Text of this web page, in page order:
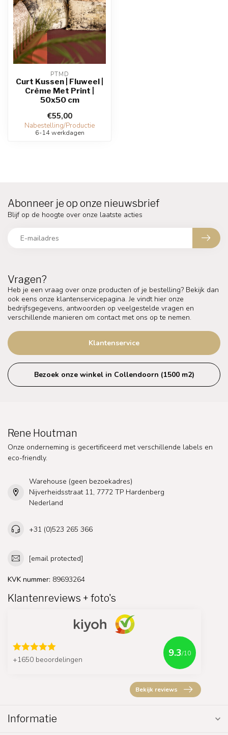
PTMD
Curt Kussen | Fluweel |
Crème Met Print |
50x50 cm
€55,00
Nabestelling/Productie
6-14 werkdagen
Vragen?
Heb je een vraag over onze producten of je bestelling? Bekijk dan
ook eens onze klantenservicepagina. Je vindt hier onze
bedrijfsgegevens, antwoorden op veelgestelde vragen en
verschillende manieren om contact met ons op te nemen.
Klantenservice
Bezoek onze winkel in Collendoorn (1500 m2)
Abonneer je op onze nieuwsbrief
Blijf op de hoogte over onze laatste acties
Rene Houtman
Onze onderneming is gecertificeerd met verschillende labels en
eco-friendly.
Warehouse (geen bezoekadres)
Nijverheidsstraat 11, 7772 TP Hardenberg
Nederland
+31 (0)523 265 366
[email protected]
KVK nummer: 89693264
Klantenreviews + foto's
+1650 beoordelingen
9.3/10
Bekijk reviews
Informatie